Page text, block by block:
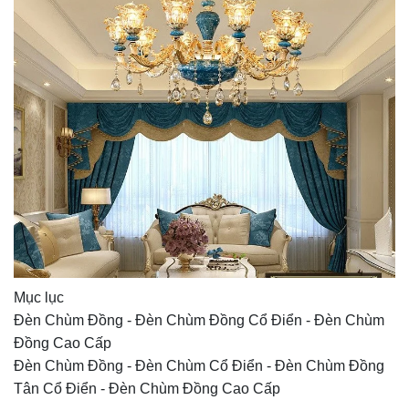
Mục lục
Đèn Chùm Đồng - Đèn Chùm Đồng Cổ Điển - Đèn Chùm
Đồng Cao Cấp
Đèn Chùm Đồng - Đèn Chùm Cổ Điển - Đèn Chùm Đồng
Tân Cổ Điển - Đèn Chùm Đồng Cao Cấp